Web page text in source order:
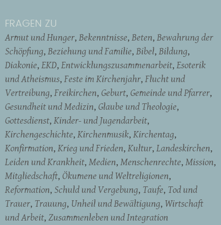
FRAGEN ZU
Armut und Hunger Bekenntnisse Beten Bewahrung der
Schöpfung Beziehung und Familie Bibel Bildung
Diakonie EKD Entwicklungszusammenarbeit Esoterik
und Atheismus Feste im Kirchenjahr Flucht und
Vertreibung Freikirchen Geburt Gemeinde und Pfarrer
Gesundheit und Medizin Glaube und Theologie
Gottesdienst Kinder- und Jugendarbeit
Kirchengeschichte Kirchenmusik Kirchentag
Konfirmation Krieg und Frieden Kultur Landeskirchen
Leiden und Krankheit Medien Menschenrechte Mission
Mitgliedschaft Ökumene und Weltreligionen
Reformation Schuld und Vergebung Taufe Tod und
Trauer Trauung Unheil und Bewältigung Wirtschaft
und Arbeit Zusammenleben und Integration